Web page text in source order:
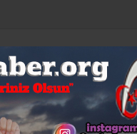
$64.647
%0,44
SAĞLIK SIYASET